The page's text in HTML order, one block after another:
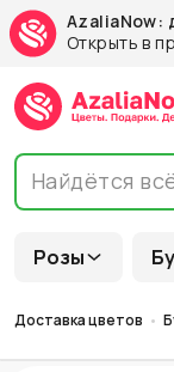
AzaliaNow:
Открыть в
Розы
Доставка цветов